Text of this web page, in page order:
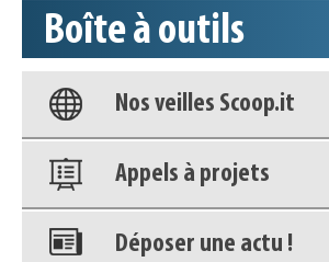
Boîte à outils
Base documentaire
Nos veilles Scoop.it
Appels à projets
Déposer une actu !